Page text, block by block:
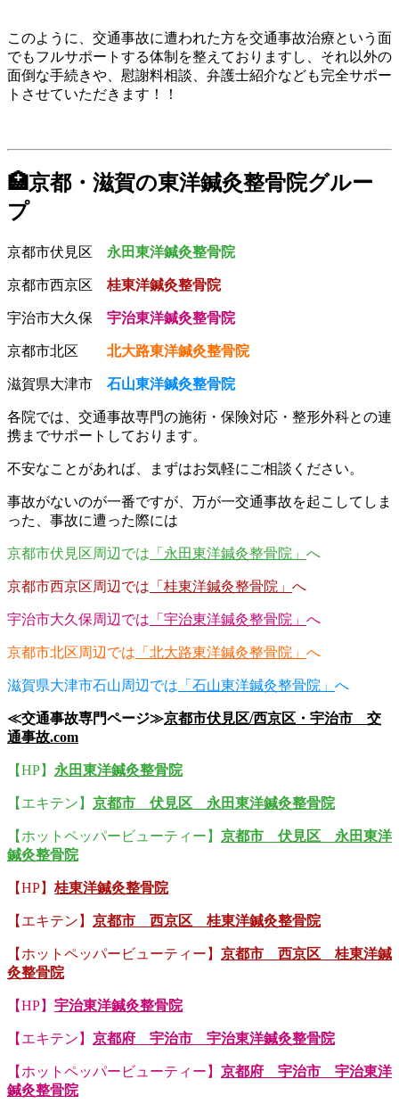
このように、交通事故に遭われた方を交通事故治療という面
でもフルサポートする体制を整えておりますし、それ以外の
面倒な手続きや、慰謝料相談、弁護士紹介なども完全サポー
トさせていただきます！！
🏥京都・滋賀の東洋鍼灸整骨院グルー
プ
京都市伏見区 永田東洋鍼灸整骨院
京都市西京区 桂東洋鍼灸整骨院
宇治市大久保 宇治東洋鍼灸整骨院
京都市北区 北大路東洋鍼灸整骨院
滋賀県大津市 石山東洋鍼灸整骨院
各院では、交通事故専門の施術・保険対応・整形外科との連
携までサポートしております。
不安なことがあれば、まずはお気軽にご相談ください。
事故がないのが一番ですが、万が一交通事故を起こしてしま
った、事故に遭った際には
京都市伏見区周辺では 「永田東洋鍼灸整骨院」 へ
京都市西京区周辺では 「桂東洋鍼灸整骨院」 へ
宇治市大久保周辺では 「宇治東洋鍼灸整骨院」 へ
京都市北区周辺では 「北大路東洋鍼灸整骨院」 へ
滋賀県大津市石山周辺では 「石山東洋鍼灸整骨院」 へ
≪交通事故専門ページ≫京都市伏見区/西京区・宇治市 交
通事故.com
【HP】 永田東洋鍼灸整骨院
【エキテン】 京都市 伏見区 永田東洋鍼灸整骨院
【ホットペッパービューティー】 京都市 伏見区 永田東洋
鍼灸整骨院
【HP】 桂東洋鍼灸整骨院
【エキテン】 京都市 西京区 桂東洋鍼灸整骨院
【ホットペッパービューティー】 京都市 西京区 桂東洋鍼
灸整骨院
【HP】 宇治東洋鍼灸整骨院
【エキテン】 京都府 宇治市 宇治東洋鍼灸整骨院
【ホットペッパービューティー】 京都府 宇治市 宇治東洋
鍼灸整骨院